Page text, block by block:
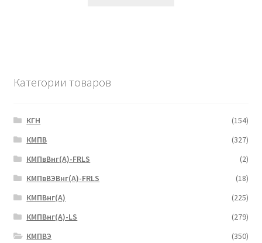
Категории товаров
КГН
(154)
КМПВ
(327)
КМПвВнг(А)-FRLS
(2)
КМПвВЭВнг(А)-FRLS
(18)
КМПВнг(А)
(225)
КМПВнг(А)-LS
(279)
КМПВЭ
(350)